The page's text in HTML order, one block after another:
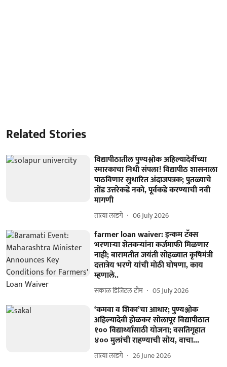
Related Stories
विद्यापीठातील पुण्यश्लोक अहिल्यादेवींच्या
स्मारकाचा निधी संपला! विद्यापीठ शासनाला
पाठविणार सुधारित अंदाजपत्रक; पुतळ्याचे
तोंड उत्तरेकडे नको, पूर्वकडे करण्याची नवी
मागणी
तात्या लांडगे 06 July 2026
farmer loan waiver: इन्कम टॅक्स
भरणाऱ्या शेतकऱ्यांना कर्जमाफी मिळणार
नाही; बारामतीत जयंती सोहळ्यात कृषिमंत्री
दत्तात्रेय भरणे यांची मोठी घोषणा, काय
म्हणाले..
सकाळ डिजिटल टीम 05 July 2026
‘कमवा व शिका’चा आधार; पुण्यश्लोक
अहिल्यादेवी होळकर सोलापूर विद्यापीठात
१०० विद्यार्थ्यांसाठी योजना; वसतिगृहात
४०० मुलांची राहण्याची सोय, वाचा...
तात्या लांडगे 26 June 2026